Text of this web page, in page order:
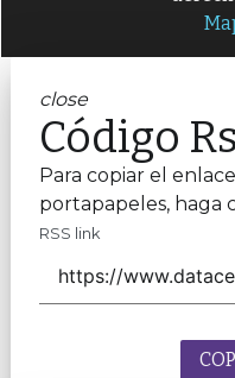
close
Código
Para copiar el enlace
portapapeles, haga
RSS link